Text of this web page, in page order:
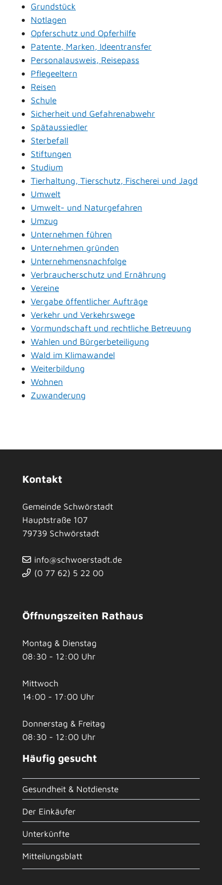
Grundstück
Notlagen
Opferschutz und Opferhilfe
Patente, Marken, Ideentransfer
Personalausweis, Reisepass
Pflegeeltern
Reisen
Schule
Sicherheit und Gefahrenabwehr
Spätaussiedler
Sterbefall
Stiftungen
Studium
Tierhaltung, Tierschutz, Fischerei und Jagd
Umwelt
Umwelt- und Naturgefahren
Umzug
Unternehmen führen
Unternehmen gründen
Unternehmensnachfolge
Verbraucherschutz und Ernährung
Vereine
Vergabe öffentlicher Aufträge
Verkehr und Verkehrswege
Vormundschaft und rechtliche Betreuung
Wahlen und Bürgerbeteiligung
Wald im Klimawandel
Weiterbildung
Wohnen
Zuwanderung
Kontakt
Gemeinde Schwörstadt
Hauptstraße 107
79739 Schwörstadt
info@schwoerstadt.de
(0 77 62) 5 22 00
Öffnungszeiten Rathaus
Montag & Dienstag
08:30 - 12:00 Uhr
Mittwoch
14:00 - 17:00 Uhr
Donnerstag & Freitag
08:30 - 12:00 Uhr
Häufig gesucht
Gesundheit & Notdienste
Der Einkäufer
Unterkünfte
Mitteilungsblatt